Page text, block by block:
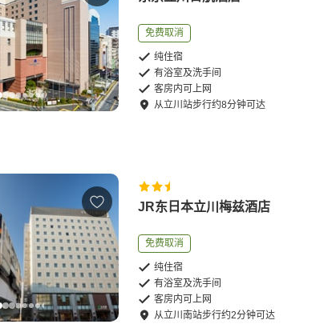
免费取消
纯住宿
有浴室及洗手间
客房内可上网
从立川站步行约8分钟可达
JR东日本立川梅兹酒店
免费取消
纯住宿
有浴室及洗手间
客房内可上网
从立川南站步行约2分钟可达